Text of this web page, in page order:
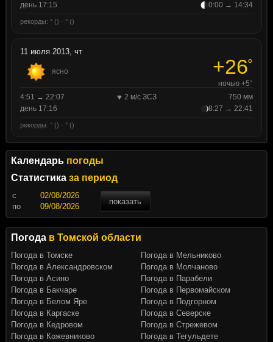
день 17:15
0:00 → 14:34
рекорды: ° () · ° ()
11 июля 2013, чт
ясно +26°
ночью +5°
4:51 → 22:07
2 м/с ЗСЗ
750 мм
день 17:16
8:27 → 22:41
рекорды: ° () · ° ()
Календарь погоды
Статистика за период
c
показать
по
Погода в Томской области
Погода в Томске
Погода в Александровском
Погода в Асино
Погода в Бакчаре
Погода в Белом Яре
Погода в Каргаске
Погода в Кедровом
Погода в Кожевниково
Погода в Мельниково
Погода в Молчаново
Погода в Парабели
Погода в Первомайском
Погода в Подгорном
Погода в Северске
Погода в Стрежевом
Погода в Тегульдете